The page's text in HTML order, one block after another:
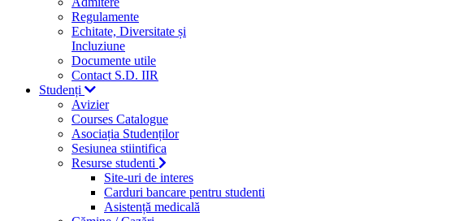
Regulamente
Echitate, Diversitate și
Incluziune
Documente utile
Contact S.D. IIR
Studenți
Avizier
Courses Catalogue
Asociația Studenților
Sesiunea stiintifica
Resurse studenti
Site-uri de interes
Carduri bancare pentru studenti
Asistență medicală